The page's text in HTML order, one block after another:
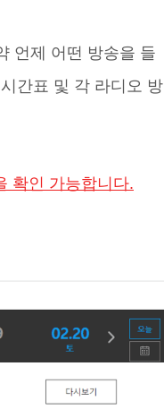
언제 어떤 방송을 들
간표 및 각 라디오 방
확인 가능합니다.